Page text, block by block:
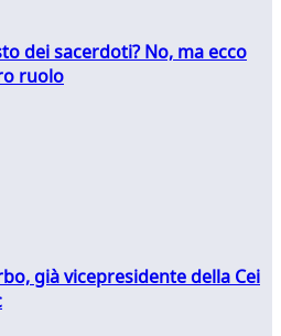
dei sacerdoti? No, ma ecco
ruolo
già vicepresidente della Cei